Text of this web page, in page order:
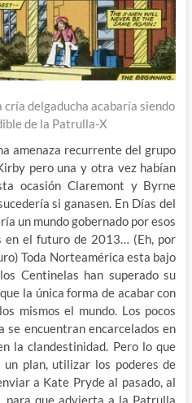
cría delgaducha acabaría siendo
de la Patrulla-X
amenaza recurrente del grupo
pero una y otra vez habían
ocasión Claremont y Byrne
si ganasen. En Días del
un mundo gobernado por esos
en el futuro de 2013… (Eh, por
Toda Norteamérica esta bajo
Centinelas han superado su
la única forma de acabar con
mismos el mundo. Los pocos
se encuentran encarcelados en
la clandestinidad. Pero lo que
plan, utilizar los poderes de
a Kate Pryde al pasado, al
para que advierta a la Patrulla